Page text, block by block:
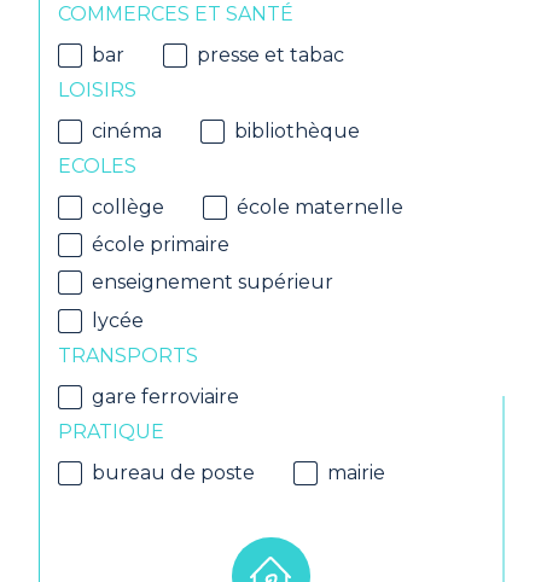
COMMERCES ET SANTÉ
bar
presse et tabac
LOISIRS
cinéma
bibliothèque
ECOLES
collège
école maternelle
école primaire
enseignement supérieur
lycée
TRANSPORTS
gare ferroviaire
PRATIQUE
bureau de poste
mairie